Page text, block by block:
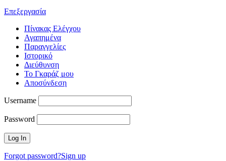
Επεξεργασία
Πίνακας Ελέγχου
Αγαπημένα
Παραγγελίες
Ιστορικό
Διεύθυνση
Το Γκαράζ μου
Αποσύνδεση
Username
Password
Forgot password?Sign up